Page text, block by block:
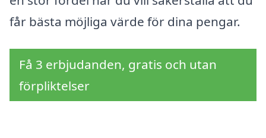
får bästa möjliga värde för dina pengar.
Få 3 erbjudanden, gratis och utan
förpliktelser